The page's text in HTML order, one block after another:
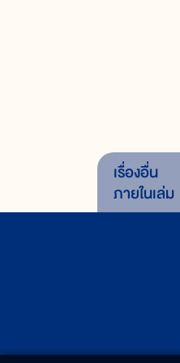
เรื่องอื่น
ภายในเล่ม